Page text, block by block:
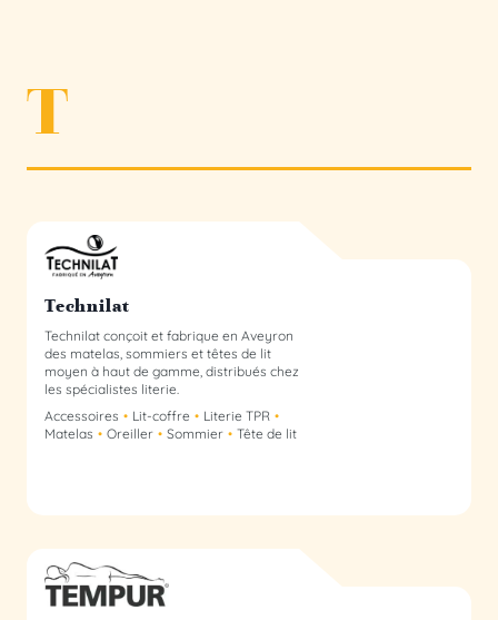
T
Technilat membre du collectif
Technilat
Technilat conçoit et fabrique en Aveyron
des matelas, sommiers et têtes de lit
moyen à haut de gamme, distribués chez
les spécialistes literie.
Accessoires
Lit-coffre
Literie TPR
Matelas
Oreiller Sommier Tête de lit
Tempur membre du collectif